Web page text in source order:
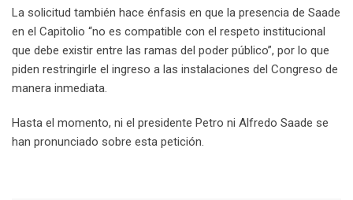
La solicitud también hace énfasis en que la presencia de Saade
en el Capitolio “no es compatible con el respeto institucional
que debe existir entre las ramas del poder público”, por lo que
piden restringirle el ingreso a las instalaciones del Congreso de
manera inmediata.
Hasta el momento, ni el presidente Petro ni Alfredo Saade se
han pronunciado sobre esta petición.